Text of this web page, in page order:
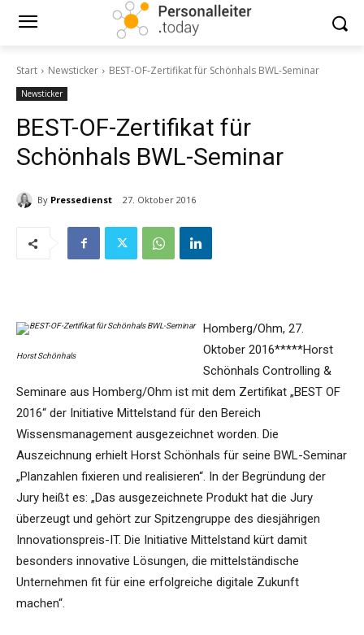
Start Newsticker BEST-OF-Zertifikat für Schönhals BWL-Seminar
Newsticker
BEST-OF-Zertifikat für
Schönhals BWL-Seminar
By Pressedienst 27. Oktober 2016
Horst Schönhals
Homberg/Ohm, 27.
Oktober 2016*****Horst
Schönhals Controlling &
Seminare aus Homberg/Ohm ist mit dem Zertifikat „BEST OF
2016“ der Initiative Mittelstand für den Bereich
Wissensmanagement ausgezeichnet worden. Die
Auszeichnung erhielt Horst Schönhals für seine BWL-Seminar
„Planzahlen fixieren und realisieren“. In der Begründung der
Jury heißt es: „Das ausgezeichnete Produkt hat die Jury
überzeugt und gehört zur Spitzengruppe des diesjährigen
Innovationspreis-IT. Die Initiative Mittelstand kürt damit
besonders innovative Lösungen, die mittelständische
Unternehmen fit für eine erfolgreiche digitale Zukunft
machen“.